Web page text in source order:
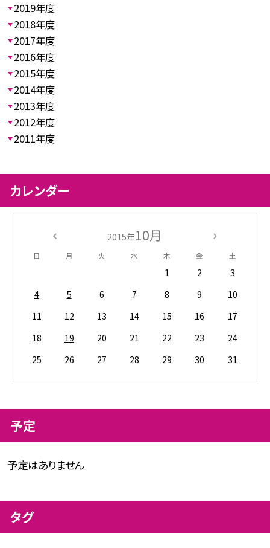
2019年度
2018年度
2017年度
2016年度
2015年度
2014年度
2013年度
2012年度
2011年度
カレンダー
2015年10月
日 月 火 水 木 金 土
1 2
3
4
5 6 7 8 9
10
11
12 13 14 15 16
17
18
19 20 21 22 23
24
25
26 27 28 29 30 31
予定
予定はありません
タグ